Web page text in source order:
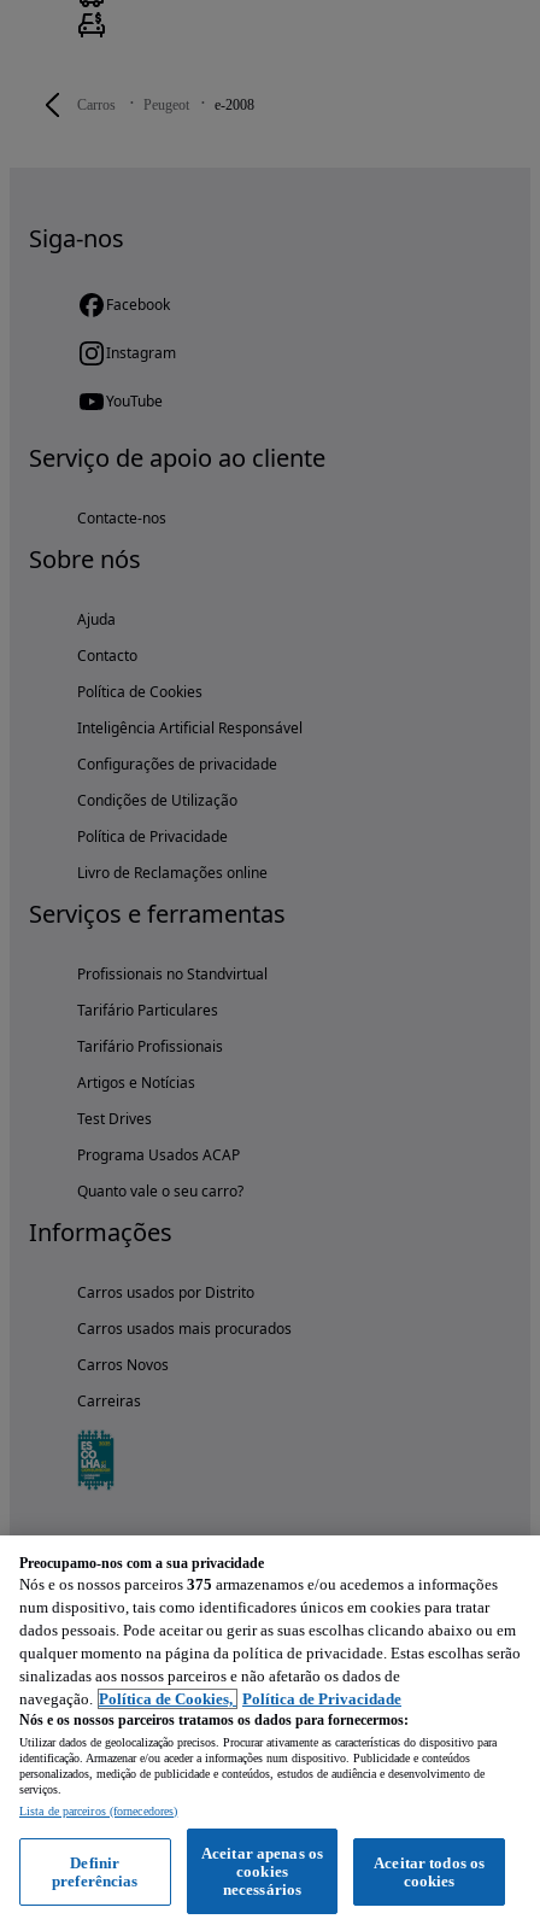
Carros Peugeot e-2008
Ligar WhatsApp
Siga-nos
Facebook
Instagram
YouTube
Serviço de apoio ao cliente
Contacte-nos
Sobre nós
Ajuda
Contacto
Política de Cookies
Inteligência Artificial Responsável
Configurações de privacidade
Condições de Utilização
Política de Privacidade
Livro de Reclamações online
Serviços e ferramentas
Profissionais no Standvirtual
Tarifário Particulares
Tarifário Profissionais
Artigos e Notícias
Test Drives
Programa Usados ACAP
Quanto vale o seu carro?
Informações
Carros usados por Distrito
Carros usados mais procurados
Carros Novos
Carreiras
Experimenta a aplicação
Preocupamo-nos com a sua privacidade
Nós e os nossos parceiros 375 armazenamos e/ou acedemos a informações
num dispositivo, tais como identificadores únicos em cookies para tratar
dados pessoais. Pode aceitar ou gerir as suas escolhas clicando abaixo ou em
qualquer momento na página da política de privacidade. Estas escolhas serão
sinalizadas aos nossos parceiros e não afetarão os dados de
navegação. Política de Cookies, Política de Privacidade
Nós e os nossos parceiros tratamos os dados para fornecermos:
Utilizar dados de geolocalização precisos. Procurar ativamente as características do dispositivo para
identificação. Armazenar e/ou aceder a informações num dispositivo. Publicidade e conteúdos
personalizados, medição de publicidade e conteúdos, estudos de audiência e desenvolvimento de
serviços.
Lista de parceiros (fornecedores)
Aceitar todos os
cookies
Aceitar apenas os
cookies
necessários
Definir
preferências